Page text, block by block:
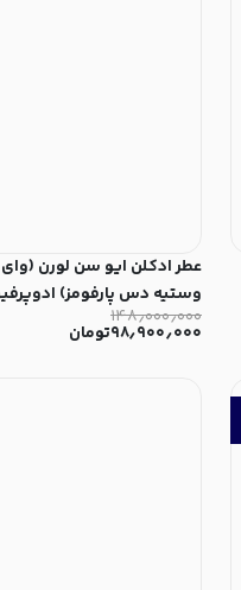
عطر ادکلن ایو سن لورن
des Parfums) Unisex
۱۴۸٫۰۰۰٫۰۰۰
۹۸٫۹۰۰٫۰۰۰تومان